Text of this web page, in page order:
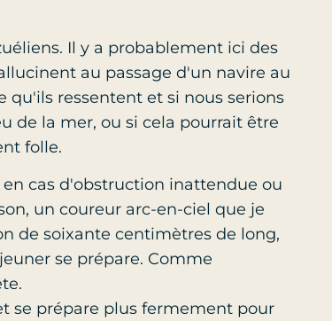
Il y a probablement ici des
au passage d'un navire au
qu'ils ressentent et si nous serions
de la mer, ou si cela pourrait être
folle.
cas d'obstruction inattendue ou
un coureur arc-en-ciel que je
de soixante centimètres de long,
se prépare. Comme
se prépare plus fermement pour